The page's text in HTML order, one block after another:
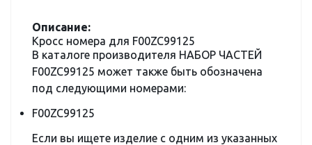
Описание:
Кросс номера для F00ZC99125
В каталоге производителя НАБОР ЧАСТЕЙ
F00ZC99125 может также быть обозначена
под следующими номерами:
F00ZC99125
Если вы ищете изделие с одним из указанных